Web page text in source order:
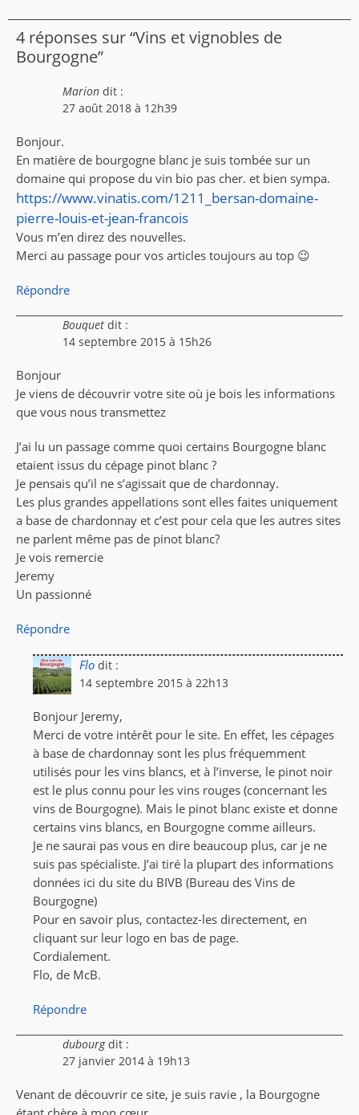
4 réponses sur “Vins et vignobles de
Bourgogne”
Marion dit :
27 août 2018 à 12h39
Bonjour.
En matière de bourgogne blanc je suis tombée sur un
domaine qui propose du vin bio pas cher. et bien sympa.
https://www.vinatis.com/1211_bersan-domaine-
pierre-louis-et-jean-francois
Vous m’en direz des nouvelles.
Merci au passage pour vos articles toujours au top 😉
Répondre
Bouquet dit :
14 septembre 2015 à 15h26
Bonjour
Je viens de découvrir votre site où je bois les informations
que vous nous transmettez
J’ai lu un passage comme quoi certains Bourgogne blanc
etaient issus du cépage pinot blanc ?
Je pensais qu’il ne s’agissait que de chardonnay.
Les plus grandes appellations sont elles faites uniquement
a base de chardonnay et c’est pour cela que les autres sites
ne parlent même pas de pinot blanc?
Je vois remercie
Jeremy
Un passionné
Répondre
Flo dit :
14 septembre 2015 à 22h13
Bonjour Jeremy,
Merci de votre intérêt pour le site. En effet, les cépages
à base de chardonnay sont les plus fréquemment
utilisés pour les vins blancs, et à l’inverse, le pinot noir
est le plus connu pour les vins rouges (concernant les
vins de Bourgogne). Mais le pinot blanc existe et donne
certains vins blancs, en Bourgogne comme ailleurs.
Je ne saurai pas vous en dire beaucoup plus, car je ne
suis pas spécialiste. J’ai tiré la plupart des informations
données ici du site du BIVB (Bureau des Vins de
Bourgogne)
Pour en savoir plus, contactez-les directement, en
cliquant sur leur logo en bas de page.
Cordialement.
Flo, de McB.
Répondre
dubourg dit :
27 janvier 2014 à 19h13
Venant de découvrir ce site, je suis ravie , la Bourgogne